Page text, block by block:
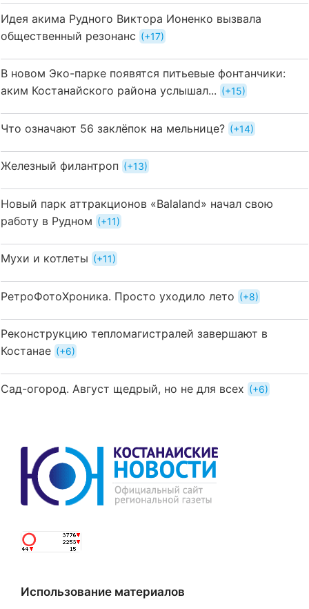
Идея акима Рудного Виктора Ионенко вызвала
общественный резонанс
+17
В новом Эко-парке появятся питьевые фонтанчики:
аким Костанайского района услышал...
+15
Что означают 56 заклёпок на мельнице? +14
Железный филантроп +13
Новый парк аттракционов «Balaland» начал свою
работу в Рудном
+11
Мухи и котлеты +11
РетроФотоХроника. Просто уходило лето +8
Реконструкцию тепломагистралей завершают в
Костанае
+6
Сад-огород. Август щедрый, но не для всех +6
Использование материалов